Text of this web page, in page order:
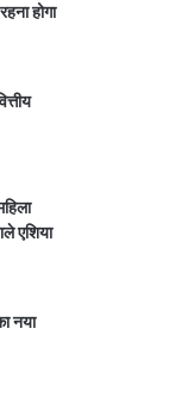
होगा
एशिया
नया